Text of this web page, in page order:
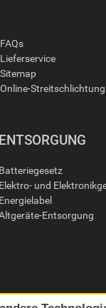
FAQs
Lieferservice
Sitemap
Online-
ENTSORGUNG
Batteriegesetz
Elektro- und
Energielabel
Entsorgung